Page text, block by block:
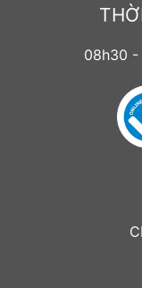
08h30 -